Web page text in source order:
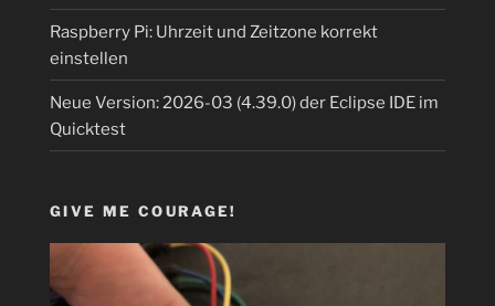
Raspberry Pi: Uhrzeit und Zeitzone korrekt
einstellen
Neue Version: 2026-03 (4.39.0) der Eclipse IDE im
Quicktest
GIVE ME COURAGE!